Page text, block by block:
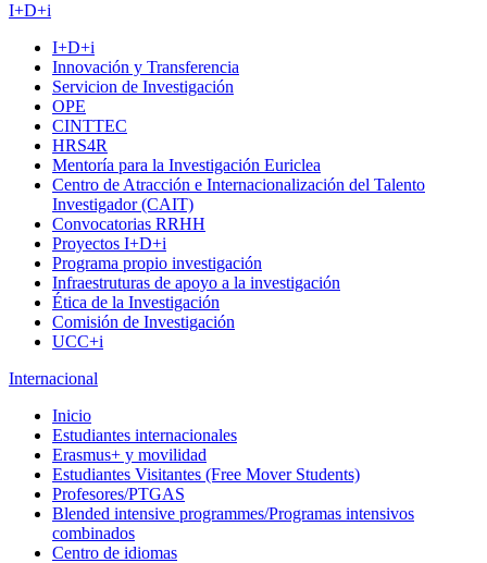
I+D+i
I+D+i
Innovación y Transferencia
Servicion de Investigación
OPE
CINTTEC
HRS4R
Mentoría para la Investigación Euriclea
Centro de Atracción e Internacionalización del Talento
Investigador (CAIT)
Convocatorias RRHH
Proyectos I+D+i
Programa propio investigación
Infraestruturas de apoyo a la investigación
Ética de la Investigación
Comisión de Investigación
UCC+i
Internacional
Inicio
Estudiantes internacionales
Erasmus+ y movilidad
Estudiantes Visitantes (Free Mover Students)
Profesores/PTGAS
Blended intensive programmes/Programas intensivos
combinados
Centro de idiomas